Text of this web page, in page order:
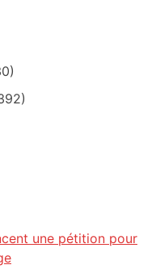
une pétition pour